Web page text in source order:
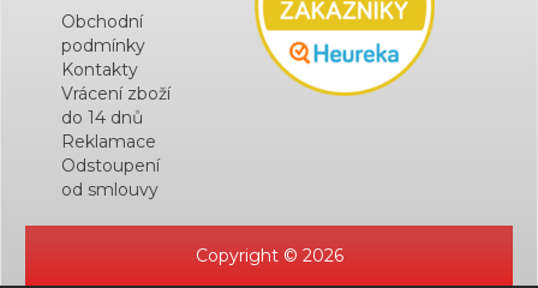
Obchodní
podmínky
Kontakty
Vrácení zboží
do 14 dnů
Reklamace
Odstoupení
od smlouvy
Copyright © 2026